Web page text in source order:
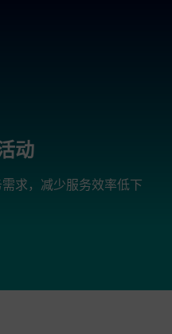
动
求，减少服务效率低下